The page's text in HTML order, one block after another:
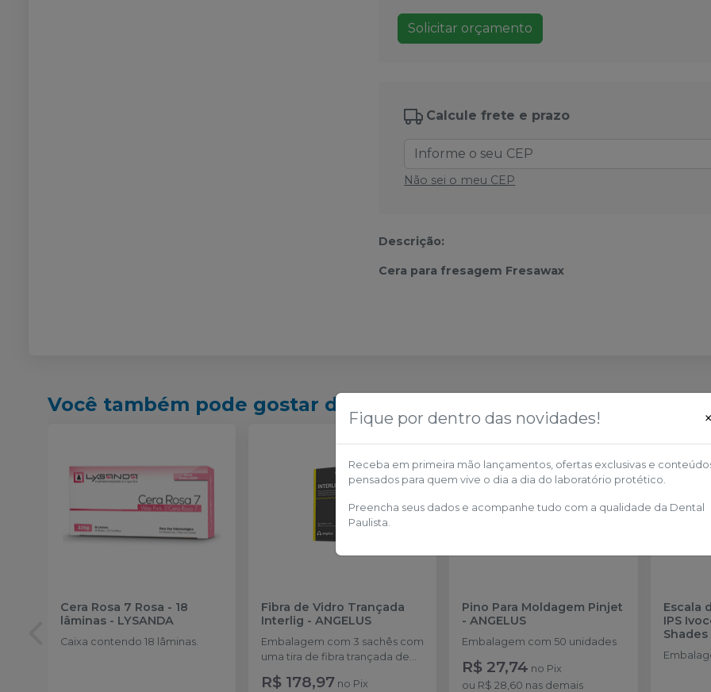
Solicitar orçamento
Calcule frete e prazo
Não sei o meu CEP
Descrição:
Cera para fresagem Fresawax
Você também pode gostar desses
Cera Rosa 7 Rosa - 18
lâminas - LYSANDA
Caixa contendo 18 lâminas.
Fibra de Vidro Trançada
Interlig -ANGELUS
Embalagem com 3 sachês com
uma tira de fibra trançada de
R$ 178,97 no Pix
Pino Para Moldagem Pinjet
-ANGELUS
Embalagem com 50 unidades
R$ 27,74 no Pix
ou R$ 28,60 nas demais
Escala
IPS
Shades
Fique por dentro das novidades! ×
Receba em primeira mão lançamentos, ofertas exclusivas e
pensados para quem vive o dia a dia do laboratório protético.
Preencha seus dados e acompanhe tudo com a qualidade da Dental
Paulista.